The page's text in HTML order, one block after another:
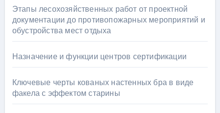
Этапы лесохозяйственных работ от проектной
документации до противопожарных мероприятий и
обустройства мест отдыха
Назначение и функции центров сертификации
Ключевые черты кованых настенных бра в виде
факела с эффектом старины